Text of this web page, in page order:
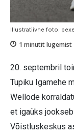
Illustratiivne foto:
1 minutit lugemist
20. septembril
Tupiku Igamehe
Wellode
et igaüks
Võistluskeskus